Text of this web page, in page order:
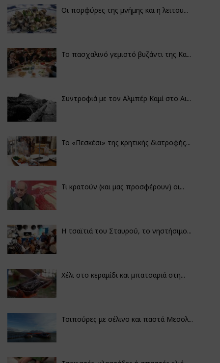
Οι πορφύρες της μνήμης και η λειτου...
Το πασχαλινό γεμιστό βυζάντι της Κα...
Συντροφιά με τον Αλμπέρ Καμί στο Αι...
Το «Πεσκέσι» της κρητικής διατροφής...
Τι κρατούν (και μας προσφέρουν) οι...
Η τσαϊτιά του Σταυρού, το νηστήσιμο...
Χέλι στο κεραμίδι και μπατσαριά στη...
Τσιπούρες με σέλινο και παστά Μεσολ...